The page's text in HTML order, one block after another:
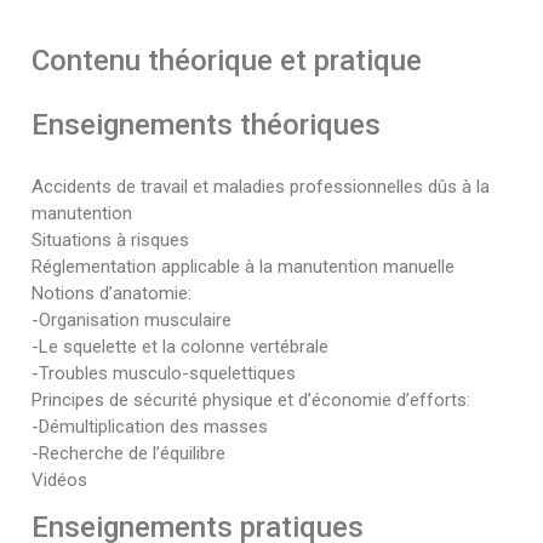
Contenu théorique et pratique
Enseignements théoriques
Accidents de travail et maladies professionnelles dûs à la
manutention
Situations à risques
Réglementation applicable à la manutention manuelle
Notions d’anatomie:
-Organisation musculaire
-Le squelette et la colonne vertébrale
-Troubles musculo-squelettiques
Principes de sécurité physique et d’économie d’efforts:
-Démultiplication des masses
-Recherche de l’équilibre
Vidéos
Enseignements pratiques